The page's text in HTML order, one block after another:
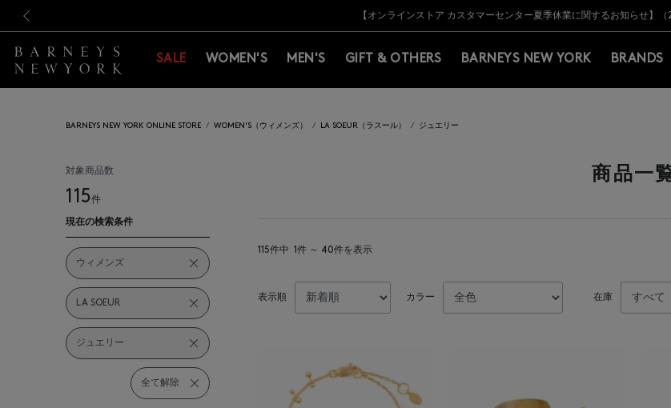
新規登録のお客様も対象！＜MY BARNEYS＞会員のお客様は11,000円（税込）以上のお買上げで常
【夏季休業に伴う出荷一時停止のお知らせ】(2026.8.7)
【オンラインストア カスタマーセンター夏季休業に関するお知らせ】（
【夏季休業に伴う返品・交換承り一時停止のお知らせ】（
熊本県を中心とした地震の影響によるお荷物のお届けについ
【開催中】SUMMER SALEのご案内・ご注意事項
新規登録のお客様も対象！＜MY BARNEYS＞会員のお客様は11,000円（税込）以上のお買上げで常
【夏季休業に伴う出荷一時停止のお知らせ】(2026.8.7)
SALE WOMEN'S MEN'S GIFT & OTHERS BARNEYS NEW YORK BRANDS
BARNEYS NEW YORK ONLINE STORE WOMEN'S（ウィメンズ） LA SOEUR（ラスール） ジュエリー
対象商品数
115件
現在の検索条件
ウィメンズ
LA SOEUR
ジュエリー
全て解除
商品一
115件中 1件 ～ 40件を表示
表示順 カラー 在庫